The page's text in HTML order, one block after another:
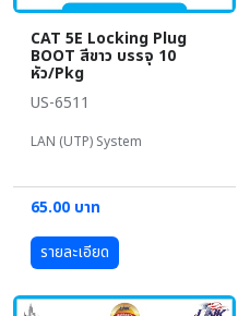
CAT 5E Locking Plug
BOOT สีขาว บรรจุ 10
หัว/Pkg
US-6511
LAN (UTP) System
65.00 บาท
รายละเอียด